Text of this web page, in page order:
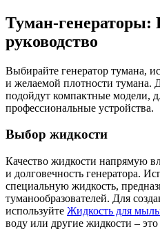
Туман-генераторы:
руководство
Выбирайте генератор тумана,
и желаемой плотности тумана.
подойдут компактные модели,
профессиональные устройства.
Выбор жидкости
Качество жидкости напрямую
и долговечность генератора.
специальную жидкость,
туманообразователей. Для
используйте Жидкость для
воду или другие жидкости –